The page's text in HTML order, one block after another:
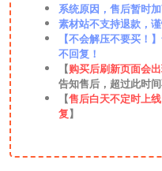
系统原因，售后暂时
素材站不支持退款，谨
【不会解压不要买！
不回复！
【购买后刷新页面会
告知售后，超过此时
【售后白天不定时上
复】